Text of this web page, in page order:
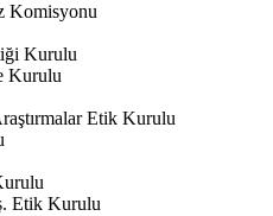
Komisyonu
Kurulu
Kurulu
Etik Kurulu
Etik Kurulu